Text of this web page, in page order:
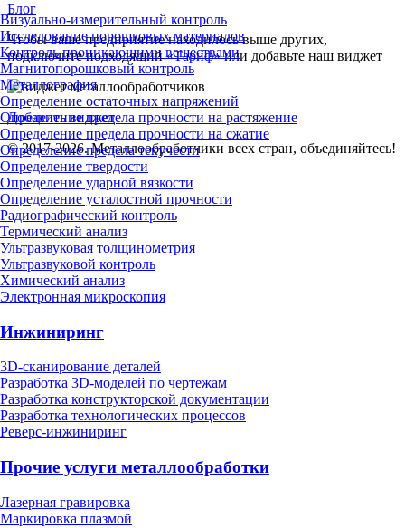
Визуально-измерительный контроль
Исследование порошковых материалов
Контроль проникающими веществами
Магнитопорошковый контроль
Металлография
Определение остаточных напряжений
Определение предела прочности на растяжение
Определение предела прочности на сжатие
Определение предела текучести
Определение твердости
Определение ударной вязкости
Определение усталостной прочности
Радиографический контроль
Термический анализ
Ультразвуковая толщинометрия
Ультразвуковой контроль
Химический анализ
Электронная микроскопия
Инжиниринг
3D-сканирование деталей
Разработка 3D-моделей по чертежам
Разработка конструкторской документации
Разработка технологических процессов
Реверс-инжиниринг
Прочие услуги металлообработки
Лазерная гравировка
Маркировка плазмой
Блог
Чтобы ваше предприятие находилось выше других,
подключите подходящий«Тариф»или добавьте наш виджет
Добавить виджет
© 2017-2026. Металлообработчики всех стран, объединяйтесь!